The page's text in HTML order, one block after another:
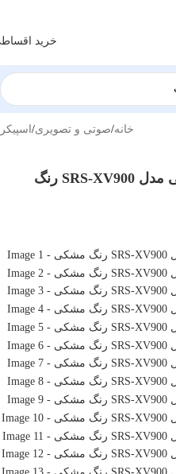
خرید
خانه/صوتی و تصویری/اسپیکر
اسپیکر بلوتوثی قابل حمل سونی مدل SRS-XV900 رنگ